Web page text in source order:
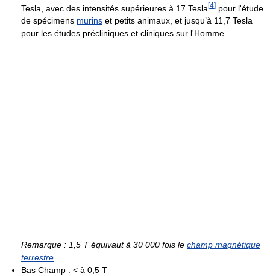
Tesla, avec des intensités supérieures à 17 Tesla[4] pour l'étude
de spécimens murins et petits animaux, et jusqu’à 11,7 Tesla
pour les études précliniques et cliniques sur l'Homme.
Remarque : 1,5 T équivaut à 30 000 fois le champ magnétique
terrestre.
Bas Champ : < à 0,5 T